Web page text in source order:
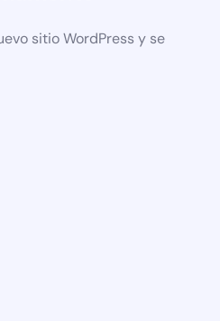
sitio WordPress y se